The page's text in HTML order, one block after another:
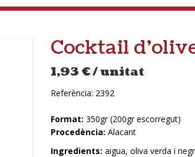
Cocktail
1,93 €/ unitat
Referència: 2392
Format: 350gr (200gr escorregut)
Procedència: Alacant
Ingredients: aigua, oliva verda i